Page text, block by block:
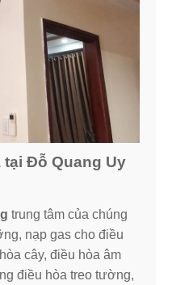
Đỗ Quang Uy
trung tâm của chúng
nạp gas cho điều
cây, điều hòa âm
điều hòa treo tường,